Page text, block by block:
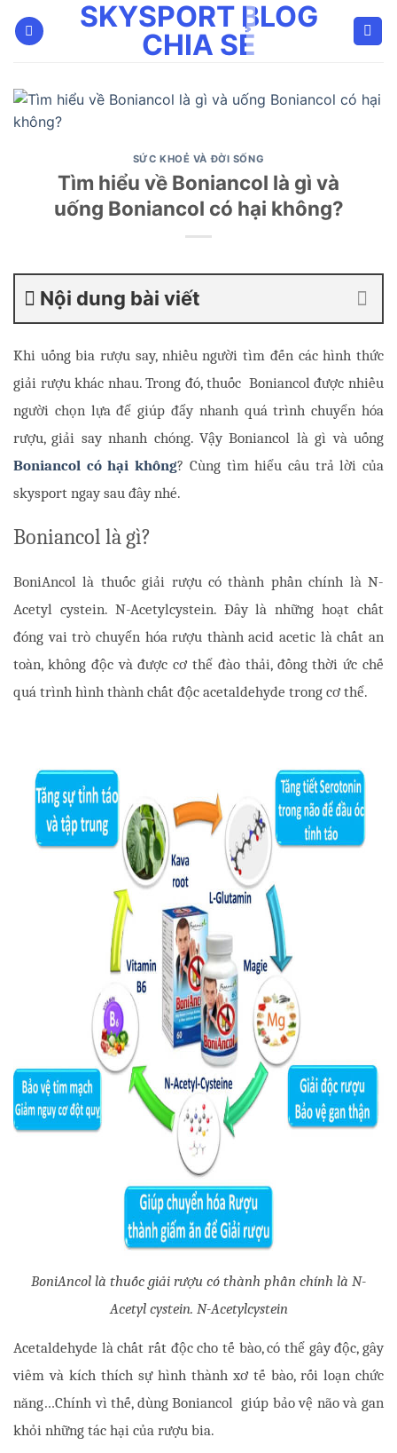
qua
SKYSPORT BLOG
CHIA SẺ
SỨC KHOẺ VÀ ĐỜI SỐNG
Tìm hiểu về Boniancol là gì và
uống Boniancol có hại không?
Nội dung bài viết
Khi uống bia rượu say, nhiều người tìm đến các hình thức
giải rượu khác nhau. Trong đó, thuốc  Boniancol được nhiều
người chọn lựa để giúp đẩy nhanh quá trình chuyển hóa
Boniancol có hại không? Cùng tìm hiểu câu trả lời của
skysport ngay sau đây nhé.
Boniancol là gì?
BoniAncol là thuốc giải rượu có thành phần chính là N-
Acetyl cystein. N-Acetylcystein. Đây là những hoạt chất
đóng vai trò chuyển hóa rượu thành acid acetic là chất an
toàn, không độc và được cơ thể đào thải, đồng thời ức chế
quá trình hình thành chất độc acetaldehyde trong cơ thể.
BoniAncol là thuốc giải rượu có thành phần chính là N-
Acetyl cystein. N-Acetylcystein
Acetaldehyde là chất rất độc cho tế bào, có thể gây độc, gây
viêm và kích thích sự hình thành xơ tế bào, rối loạn chức
năng…Chính vì thế, dùng Boniancol  giúp bảo vệ não và gan
khỏi những tác hại của rượu bia.